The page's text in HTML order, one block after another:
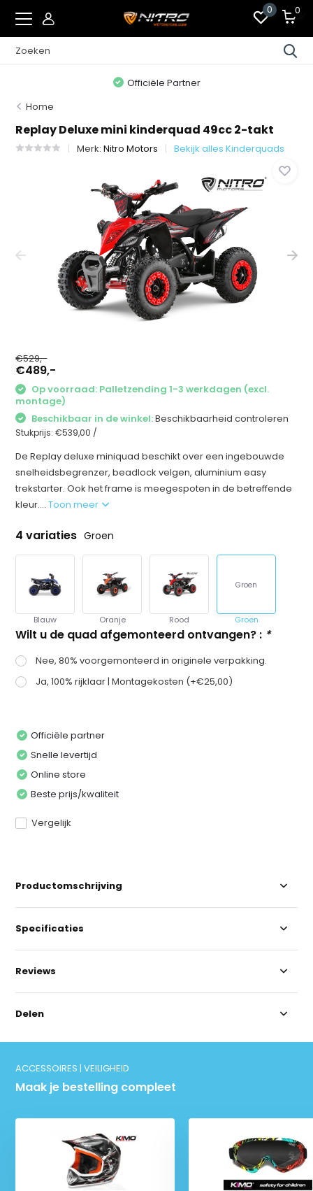
0 0
Officiële Partner
Home
Replay Deluxe mini kinderquad 49cc 2-takt
Merk:Nitro Motors Bekijk alles Kinderquads
€529,-
€489,-
Op voorraad: Palletzending 1-3 werkdagen (excl.
montage)
Beschikbaar in de winkel:Beschikbaarheid controleren
Stukprijs:€539,00 /
De Replay deluxe miniquad beschikt over een ingebouwde
snelheidsbegrenzer, beadlock velgen, aluminium easy
trekstarter. Ook het frame is meegespoten in de betreffende
kleur....Toon meer
4 variaties Groen
Blauw Oranje Rood
Groen
Groen
Wilt u de quad afgemonteerd ontvangen? : *
Nee, 80% voorgemonteerd in originele verpakking.
Ja, 100% rijklaar | Montagekosten (+€25,00)
Officiële partner
Snelle levertijd
Online store
Beste prijs/kwaliteit
Vergelijk
Productomschrijving
Specificaties
Reviews
Delen
ACCESSOIRES | VEILIGHEID
Maak je bestelling compleet